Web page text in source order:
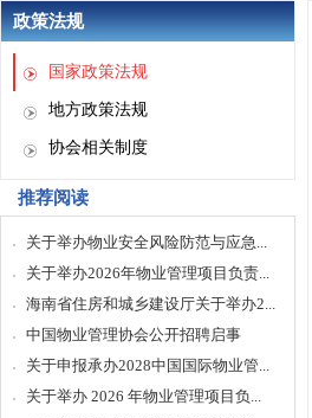
政策法规
国家政策法规
地方政策法规
协会相关制度
推荐阅读
关于举办物业安全风险防范与应急...
关于举办2026年物业管理项目负责...
海南省住房和城乡建设厅关于举办2...
中国物业管理协会公开招聘启事
关于申报承办2028中国国际物业管...
关于举办 2026 年物业管理项目负...